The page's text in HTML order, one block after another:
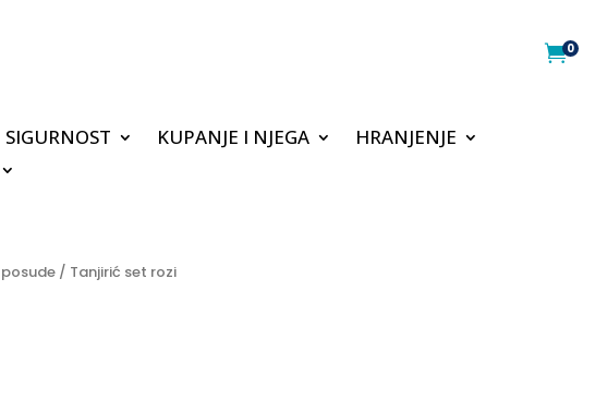
0
SIGURNOST KUPANJE I NJEGA
HRANJENJE
/ Tanjirić set rozi